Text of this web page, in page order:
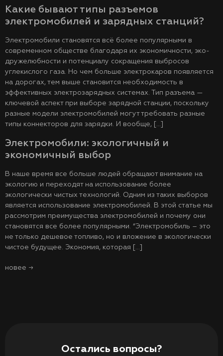
Какие бывают типы разъемов
электромобилей и зарядных станций?
Электромобили становятся всё более популярными в
современном обществе благодаря их экономичности, эко-
дружелюбности и потенциалу сокращения выбросов
углекислого газа. Но чем больше электрокаров появляется
на дорогах, тем выше становится необходимость в
эффективных электрозарядных системах. Тип разъема —
ключевой аспект при выборе зарядной станции, поскольку
разные модели электромобилей могут требовать разные
типы коннекторов для зарядки. И вообще, […]
Электромобили: экологичный и
экономичный выбор
В наше время все больше людей обращают внимание на
экологию и переходят на использование более
экологически чистых технологий. Одним из таких выборов
является использование электромобилей. В этой статье мы
рассмотрим преимущества электромобилей и почему они
становятся все более популярными. “Электромобиль – это
не только дешевое топливо, но и вложение в экологически
чистое будущее. Экономия, которая […]
новее →
Остались вопросы?